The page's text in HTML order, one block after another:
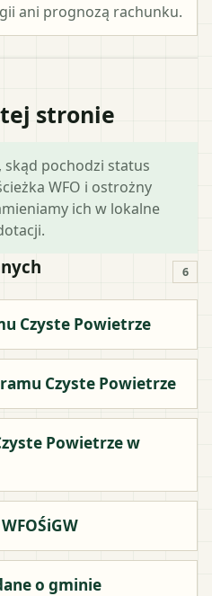
ani prognozą rachunku.
stronie
skąd pochodzi status
WFO i ostrożny
ich w lokalne
6
Czyste Powietrze
Czyste Powietrze
Powietrze w
o gminie